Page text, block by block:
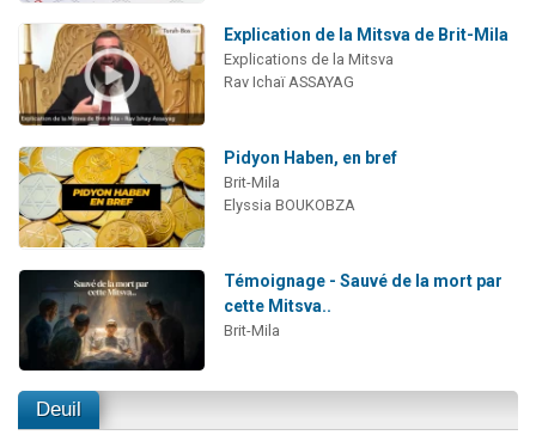
Explication de la Mitsva de Brit-Mila
Explications de la Mitsva
Rav Ichaï ASSAYAG
Pidyon Haben, en bref
Brit-Mila
Elyssia BOUKOBZA
Témoignage - Sauvé de la mort par
cette Mitsva..
Brit-Mila
Deuil